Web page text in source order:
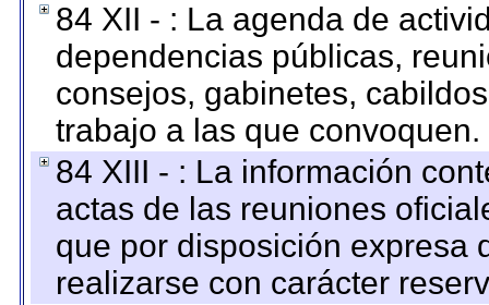
84 XII - : La agenda de
dependencias públicas,
consejos, gabinetes,
trabajo a las que convoquen.
84 XIII - : La información
actas de las reuniones
que por disposición expresa
realizarse con carácter